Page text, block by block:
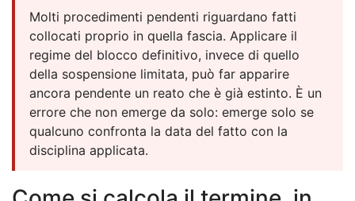
Molti procedimenti pendenti riguardano fatti
collocati proprio in quella fascia. Applicare il
regime del blocco definitivo, invece di quello
della sospensione limitata, può far apparire
ancora pendente un reato che è già estinto. È un
errore che non emerge da solo: emerge solo se
qualcuno confronta la data del fatto con la
disciplina applicata.